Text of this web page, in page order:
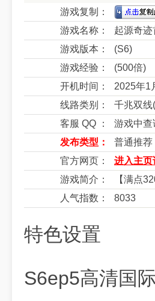
游戏复制：
游戏名称：
起源奇迹
游戏版本：
(S6)
游戏经验：
(500倍)
开机时间：
2025年1
线路类别：
千兆双线
客服 QQ ：
游戏中查
发布类型：
普通推荐
官方网页：
进入主页
游戏简介：
【满点
人气指数：
8033
特色设置
S6ep5高清国